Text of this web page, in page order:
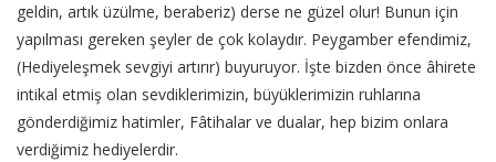
geldin, artık üzülme, beraberiz) derse ne güzel olur! Bunun için
yapılması gereken şeyler de çok kolaydır. Peygamber efendimiz,
(Hediyeleşmek sevgiyi artırır) buyuruyor. İşte bizden önce âhirete
intikal etmiş olan sevdiklerimizin, büyüklerimizin ruhlarına
gönderdiğimiz hatimler, Fâtihalar ve dualar, hep bizim onlara
verdiğimiz hediyelerdir.